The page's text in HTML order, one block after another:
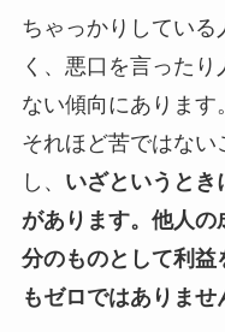
ちゃっかりしてい
く、悪口を言った
ない傾向にありま
それほど苦ではな
し、 いざというとき
があります。他人の
分のものとして利益
もゼロではありませ